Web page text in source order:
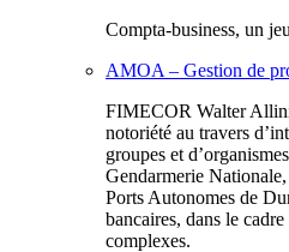
Compta-business, un
AMOA – Gestion de
FIMECOR Walter
notoriété au travers
groupes et
Gendarmerie
Ports Autonomes de
bancaires, dans le
complexes.